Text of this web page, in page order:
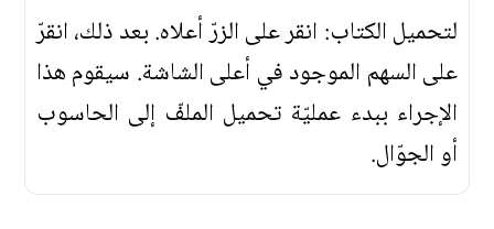
لتحميل الكتاب: انقر على الزرّ أعلاه. بعد ذلك، انقرّ
على السهم الموجود في أعلى الشاشة. سيقوم هذا
الإجراء ببدء عمليّة تحميل الملفّ إلى الحاسوب
أو الجوّال.